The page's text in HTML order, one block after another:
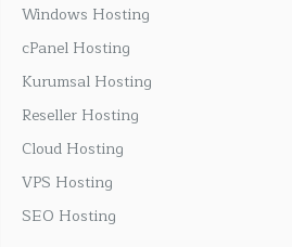
Windows Hosting
cPanel Hosting
Kurumsal Hosting
Reseller Hosting
Cloud Hosting
VPS Hosting
SEO Hosting